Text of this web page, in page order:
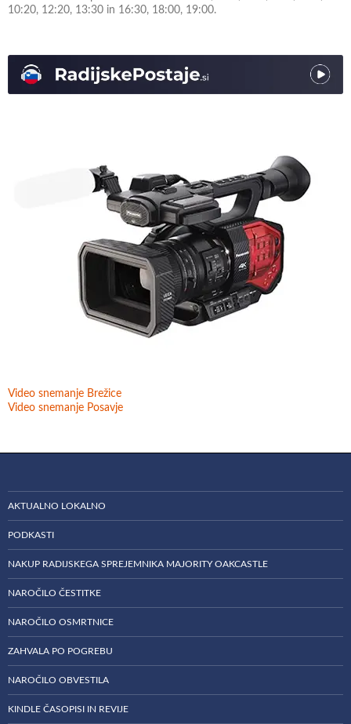
10:20, 12:20, 13:30 in 16:30, 18:00, 19:00.
Video snemanje Brežice
Video snemanje Posavje
AKTUALNO LOKALNO
PODKASTI
NAKUP RADIJSKEGA SPREJEMNIKA MAJORITY OAKCASTLE
NAROČILO ČESTITKE
NAROČILO OSMRTNICE
ZAHVALA PO POGREBU
NAROČILO OBVESTILA
KINDLE ČASOPISI IN REVIJE